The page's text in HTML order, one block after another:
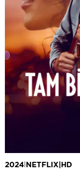
Çağatay Ulusoy
Bulum Lale Başar
Tunçer Dilek Tora
2024 NETFLIX HD